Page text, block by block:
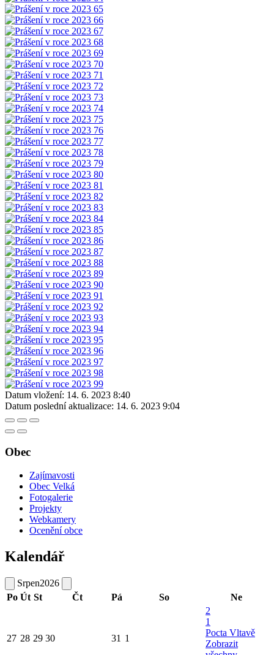
Datum vložení: 14. 6. 2023 8:40
Datum poslední aktualizace: 14. 6. 2023 9:04
Obec
Zajímavosti
Obec Velká
Fotogalerie
Projekty
Webkamery
Ocenění obce
Kalendář
Srpen2026
Po Út St Čt Pá So Ne
27 28 29 30 31 1
2
1
Pocta Vltavě
Zobrazit